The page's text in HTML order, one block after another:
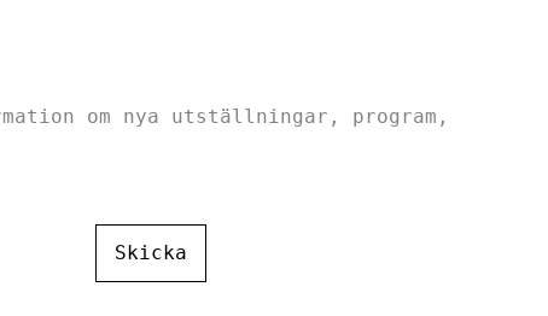
om nya utställningar, program,
Skicka